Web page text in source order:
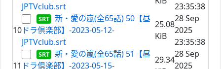
JPTVclub.srt
23:35:38
10
新・愛の嵐(全65話) 50【昼
ドラ倶楽部】-2023-05-12-
JPTVclub.srt
25.08
KiB
28 Sep
2025
23:35:38
11
新・愛の嵐(全65話) 51【昼
ドラ倶楽部】-2023-05-15-
29.34
28 Sep
2025